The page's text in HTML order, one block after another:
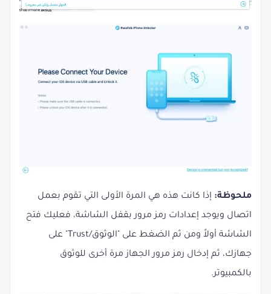
ملحوظة: إذا كانت هذه هي المرة الأولى التي تقوم بعمل
اتصال ويوجد إعدادات رمز مرور بقفل الشاشة، فعليك فتح
الشاشة أولاً ومن ثم الضغط على "الوثوق/Trust" على
جهازك، ثم إدخال رمز مرور الجهاز مرة أخرى للوثوق
بالكمبيوتر.